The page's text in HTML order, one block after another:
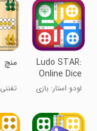
Ludo STAR:
Online Dice
Game
لودو استار: بازی
منچ
تفننی